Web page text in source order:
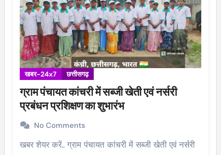
खबर-24x7 छत्तीसगढ़
ग्राम पंचायत कांचरी में सब्जी खेती एवं नर्सरी
प्रबंधन प्रशिक्षण का शुभारंभ
No Comments
खबर शेयर करें.. ग्राम पंचायत कांचरी में सब्जी खेती एवं नर्सरी